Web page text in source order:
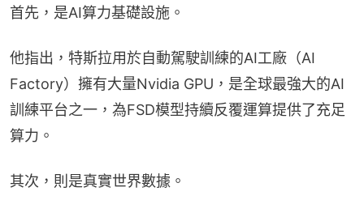
首先，是AI算力基礎設施。
他指出，特斯拉用於自動駕駛訓練的AI工廠（AI
Factory）擁有大量Nvidia GPU，是全球最強大的AI
訓練平台之一，為FSD模型持續反覆運算提供了充足
算力。
其次，則是真實世界數據。